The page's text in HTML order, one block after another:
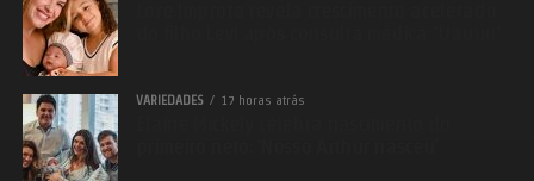
VARIEDADES 17 horas atrás